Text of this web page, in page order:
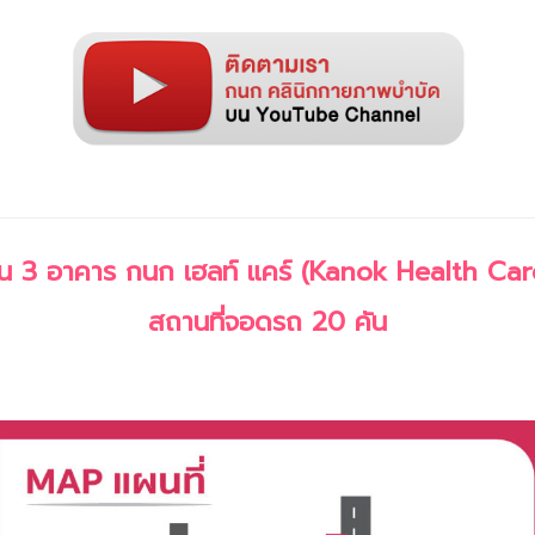
3 อาคาร กนก เฮลท์ แคร์ (Kanok Health
สถานที่จอดรถ 20 คัน